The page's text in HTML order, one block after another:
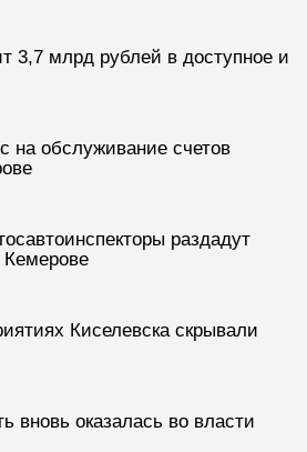
3,7 млрд рублей в доступное и
на обслуживание счетов
раздадут
Киселевска скрывали
вновь оказалась во власти